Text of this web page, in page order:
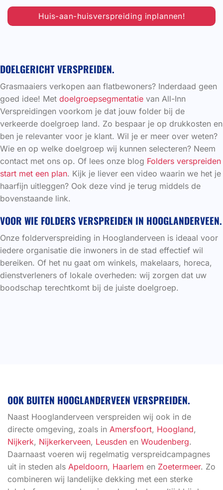
Huis-aan-huisverspreiding inplannen!
DOELGERICHT VERSPREIDEN.
Grasmaaiers verkopen aan flatbewoners? Inderdaad geen
goed idee! Met doelgroepsegmentatie van All-Inn
Verspreidingen voorkom je dat jouw folder bij de
verkeerde doelgroep land. Zo bespaar je op drukkosten en
ben je relevanter voor je klant. Wil je er meer over weten?
Wie en op welke doelgroep wij kunnen selecteren? Neem
contact met ons op. Of lees onze blog Folders verspreiden
start met een plan. Kijk je liever een video waarin we het je
haarfijn uitleggen? Ook deze vind je terug middels de
bovenstaande link.
VOOR WIE FOLDERS VERSPREIDEN IN HOOGLANDERVEEN.
Onze folderverspreiding in Hooglanderveen is ideaal voor
iedere organisatie die inwoners in de stad effectief wil
bereiken. Of het nu gaat om winkels, makelaars, horeca,
dienstverleners of lokale overheden: wij zorgen dat uw
boodschap terechtkomt bij de juiste doelgroep.
OOK BUITEN HOOGLANDERVEEN VERSPREIDEN.
Naast Hooglanderveen verspreiden wij ook in de
directe omgeving, zoals in Amersfoort, Hoogland,
Nijkerk, Nijkerkerveen, Leusden en Woudenberg.
Daarnaast voeren wij regelmatig verspreidcampagnes
uit in steden als Apeldoorn, Haarlem en Zoetermeer. Zo
combineren wij landelijke dekking met een sterke